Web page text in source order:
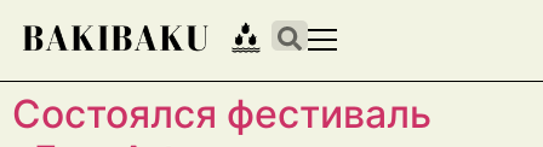
Состоялся фестиваль